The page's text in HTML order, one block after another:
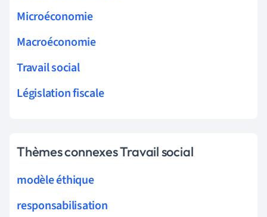
Microéconomie
Macroéconomie
Travail social
Législation fiscale
Thèmes connexes Travail social
modèle éthique
responsabilisation